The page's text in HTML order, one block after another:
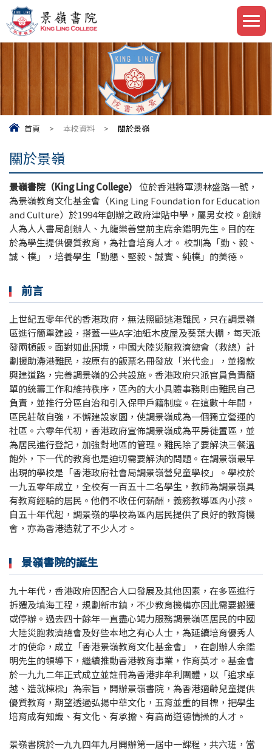
首頁 > 本校資料 > 關於景嶺
關於景嶺
景嶺書院（King Ling College） 位於香港將軍澳林盛路一號，
為景嶺教育文化基金會 （King Ling Foundation for Education
and Culture）於1994年創辦之政府津貼中學，屬男女校。創辦
人為人人書局創辦人、 九龍樂善堂前主席余鑑明先生。目的在
於為學生提供優質教育，為社會培育人才。 校訓為「勤、毅、
誠、樸」，培養學生「勤懇、堅毅、誠實、純樸」的美德。
前言
上世紀五零年代的香港政府，無法照顧逃港難民，只在調景嶺
區進行簡單建設，搭蓋一些A字油紙木皮屋及葵葉大棚，每天派
發兩頓飯。面對如此困境，中國大陸災胞救濟總會（救總）計
劃援助滯港難民，按原有的飯票名冊發放「米代金」，並撥款
興建道路，完善調景嶺的公共設施。香港政府只派官員負責簡
單的統籌工作和維持秩序，區內的大小具體事務則由難民自己
負責，並推行分區自治和引入保甲戶籍制度。在這數十年間，
區民莊敬自強，不懈建設家園，使調景嶺成為一個獨立營運的
社區。六零年代初，香港政府宣佈調景嶺成為平房徙置區，並
為居民進行登記，加強對地區的管理。難民除了要解決三餐溫
飽外，下一代的教育也是迫切需要解決的問題。在調景嶺最早
出現的學校是「香港政府社會局調景嶺營兒童學校」。學校於
一九五零年成立，全校有一百五十二名學生，教師為調景嶺具
有教育經驗的居民。他們不收任何薪酬，義務教導區內小孩。
自五十年代起，調景嶺的學校為區內居民提供了良好的教育機
會，亦為香港造就了不少人才。
景嶺書院的誕生
九十年代，香港政府因配合人口發展及其他因素，在多區進行
拆遷及填海工程，規劃新市鎮，不少教育機構亦因此需要搬遷
或停辦。過去四十餘年一直盡心竭力服務調景嶺區居民的中國
大陸災胞救濟總會及好些本地之有心人士，為延續培育優秀人
才的使命，成立「香港景嶺教育文化基金會」，在創辦人余鑑
明先生的領導下，繼續推動香港教育事業，作育英才。基金會
於一九九二年正式成立並註冊為香港非牟利團體，以「追求卓
越、造就棟樑」為宗旨，開辦景嶺書院，為香港適齡兒童提供
優質教育，期望透過弘揚中華文化，五育並重的目標，把學生
培育成有知識、有文化、有承擔、有高尚道德情操的人才。
景嶺書院於一九九四年九月開辦第一屆中一課程，共六班，當